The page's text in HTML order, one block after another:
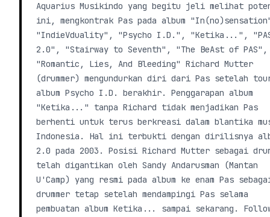
Aquarius Musikindo yang begitu jeli melihat
ini, mengkontrak Pas pada album
"IndieVduality", "Psycho I.D.", "Ketika...",
2.0", "Stairway to Seventh", "The BeAst of PAS",
"Romantic, Lies, And Bleeding" Richard Mutter
(drummer) mengundurkan diri dari Pas setelah
album Psycho I.D. berakhir. Penggarapan album
"Ketika..." tanpa Richard tidak menjadikan Pas
berhenti untuk terus berkreasi dalam blantika
Indonesia. Hal ini terbukti dengan dirilisnya
2.0 pada 2003. Posisi Richard Mutter sebagai
telah digantikan oleh Sandy Andarusman (Mantan
U'Camp) yang resmi pada album ke enam Pas
drummer tetap setelah mendampingi Pas selama
pembuatan album Ketika... sampai sekarang.